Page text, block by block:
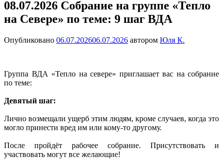
08.07.2026 Собрание на группе «Тепло
на Севере» по теме: 9 шаг ВДА
Опубликовано 06.07.202606.07.2026 автором Юля К.
Группа ВДА «Тепло на севере» приглашает вас на собрание
по теме:
Девятый шаг:
Лично возмещали ущерб этим людям, кроме случаев, когда это
могло принести вред им или кому-то другому.
После пройдёт рабочее собрание. Присутствовать и
участвовать могут все желающие!